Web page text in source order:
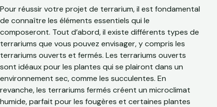
Pour réussir votre projet de terrarium, il est fondamental
de connaître les éléments essentiels qui le
composeront. Tout d’abord, il existe différents types de
terrariums que vous pouvez envisager, y compris les
terrariums ouverts et fermés. Les terrariums ouverts
sont idéaux pour les plantes qui se plairont dans un
environnement sec, comme les succulentes. En
revanche, les terrariums fermés créent un microclimat
humide, parfait pour les fougères et certaines plantes